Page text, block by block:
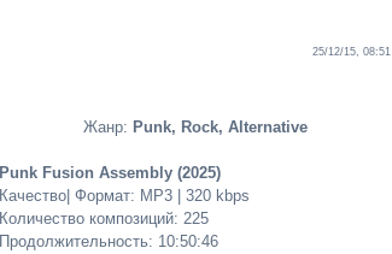
25/12/15, 08:51
Жанр: Punk, Rock, Alternative
Punk Fusion Assembly (2025)
Качество| Формат: MP3 | 320 kbps
Количество композиций: 225
Продолжительность: 10:50:46